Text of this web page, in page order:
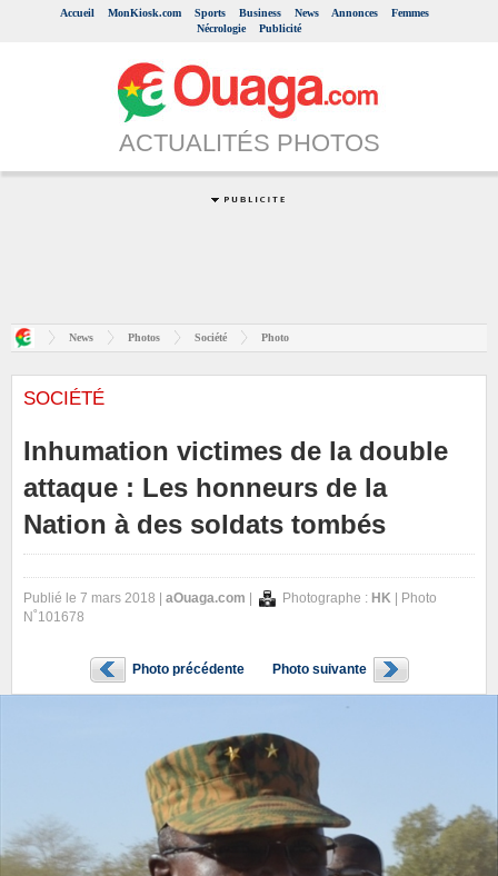
Accueil MonKiosk.com Sports Business News Annonces
Femmes
Nécrologie
Publicité
ACTUALITÉS PHOTOS
News Photos Société Photo
SOCIÉTÉ
Inhumation victimes de la double
attaque : Les honneurs de la
Nation à des soldats tombés
Publié le 7 mars 2018 | aOuaga.com Photographe : HK | Photo
N˚101678
Photo précédente Photo suivante